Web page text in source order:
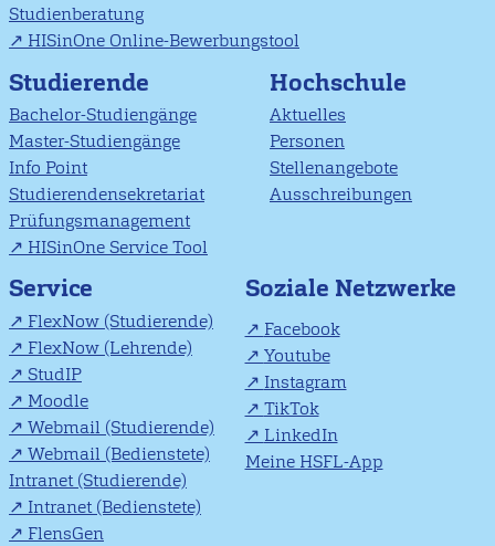
Studienberatung
HISinOne Online-Bewerbungstool
Studierende
Bachelor-Studiengänge
Master-Studiengänge
Info Point
Studierendensekretariat
Prüfungsmanagement
HISinOne Service Tool
Hochschule
Aktuelles
Personen
Stellenangebote
Ausschreibungen
Service
FlexNow (Studierende)
FlexNow (Lehrende)
StudIP
Moodle
Webmail (Studierende)
Webmail (Bedienstete)
Intranet (Studierende)
Intranet (Bedienstete)
FlensGen
Soziale Netzwerke
Facebook
Youtube
Instagram
TikTok
LinkedIn
Meine HSFL-App